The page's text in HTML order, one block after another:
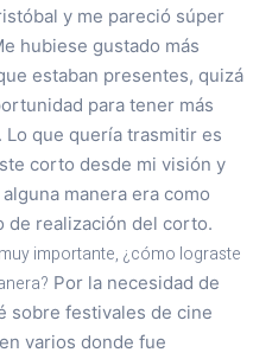
y me pareció súper
hubiese gustado más
estaban presentes, quizá
para tener más
que quería trasmitir es
corto desde mi visión y
manera era como
de realización del corto.
importante, ¿cómo lograste
Por la necesidad de
sobre festivales de cine
varios donde fue